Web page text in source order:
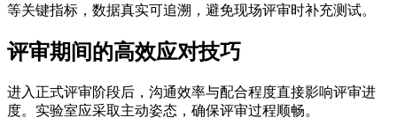
等关键指标，数据真实可追溯，避免现场评审时补充测试。
评审期间的高效应对技巧
进入正式评审阶段后，沟通效率与配合程度直接影响评审进
度。实验室应采取主动姿态，确保评审过程顺畅。